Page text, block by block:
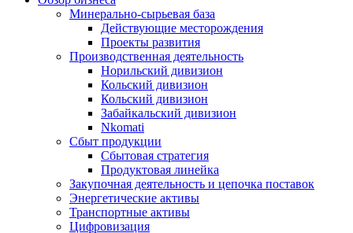
Минерально-сырьевая база
Действующие месторождения
Проекты развития
Производственная деятельность
Норильский дивизион
Кольский дивизион
Кольский дивизион
Забайкальский дивизион
Nkomati
Сбыт продукции
Сбытовая стратегия
Продуктовая линейка
Закупочная деятельность и цепочка поставок
Энергетические активы
Транспортные активы
Цифровизация